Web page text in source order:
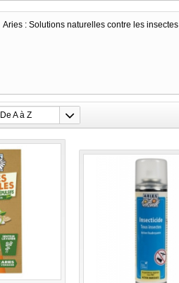
Aries : Solutions naturelles contre les insectes
De A à Z